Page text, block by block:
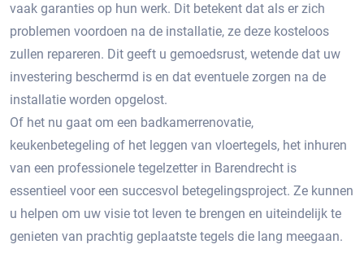
vaak garanties op hun werk.​ Dit betekent dat als er zich
problemen voordoen na de installatie, ze deze kosteloos
zullen repareren. Dit geeft u gemoedsrust, wetende dat uw
investering beschermd is en dat eventuele zorgen na de
installatie worden opgelost.
Of het nu gaat om een badkamerrenovatie,
keukenbetegeling of het leggen van vloertegels, het inhuren
van een professionele tegelzetter in Barendrecht is
essentieel voor een succesvol betegelingsproject.​ Ze kunnen
u helpen om uw visie tot leven te brengen en uiteindelijk te
genieten van prachtig geplaatste tegels die lang meegaan.​